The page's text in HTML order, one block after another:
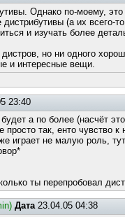
Однако по-моему, это
(а их
и изучать более
но ни одного
и интересные вещи.
23:40
а по более (насчёт
просто так, енто
играет не малую роль,
ты перепробовал
Дата23.04.05 04:38